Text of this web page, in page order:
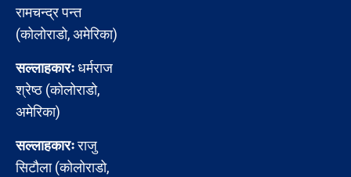
रामचन्द्र पन्त
(कोलोराडो, अमेरिका)
सल्लाहकारःधर्मराज
श्रेष्ठ (कोलोराडो,
अमेरिका)
सल्लाहकारःराजु
सिटौला (कोलोराडो,